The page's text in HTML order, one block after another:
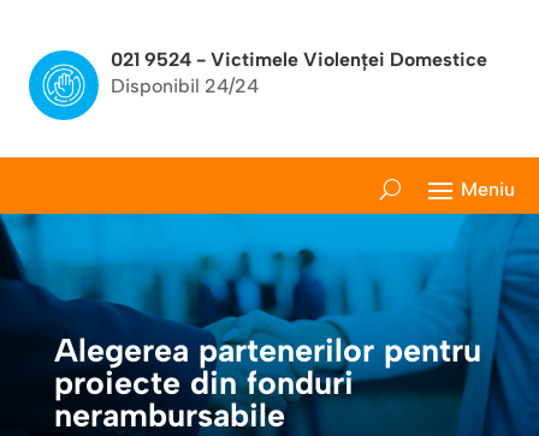
021 9524 - Victimele Violenței Domestice
Disponibil 24/24
Alegerea partenerilor pentru
proiecte din fonduri
nerambursabile